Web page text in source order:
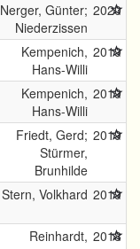
Nerger, Günter;
Niederzissen
2020
Kempenich,
Hans-Willi
2019
Kempenich,
Hans-Willi
2019
Friedt, Gerd;
Stürmer,
Brunhilde
2019
Stern, Volkhard 2019
Reinhardt, 2018